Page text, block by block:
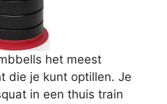
het meest
die je kunt optillen. Je
in een thuis train